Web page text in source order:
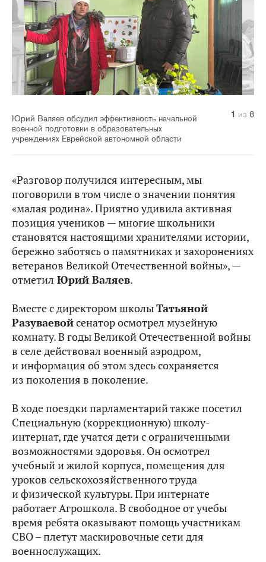
Юрий Валяев обсудил эффективность начальной
военной подготовки в образовательных
учреждениях Еврейской автономной области
1 из 8
2 из 8
3 из 8
4 из 8
5 из 8
6 из 8
7 из 8
8 из 8
«Разговор получился интересным, мы
поговорили в том числе о значении понятия
«малая родина». Приятно удивила активная
позиция учеников — многие школьники
становятся настоящими хранителями истории,
бережно заботясь о памятниках и захоронениях
ветеранов Великой Отечественной войны», —
отметил Юрий Валяев.
Вместе с директором школыТатьяной
Разуваевойсенатор осмотрел музейную
комнату. В годы Великой Отечественной войны
в селе действовал военный аэродром,
и информация об этом здесь сохраняется
из поколения в поколение.
В ходе поездки парламентарий также посетил
Специальную (коррекционную) школу-
интернат, где учатся дети с ограниченными
возможностями здоровья. Он осмотрел
учебный и жилой корпуса, помещения для
уроков сельскохозяйственного труда
и физической культуры. При интернате
работает Агрошкола. В свободное от учебы
время ребята оказывают помощь участникам
СВО – плетут маскировочные сети для
военнослужащих.